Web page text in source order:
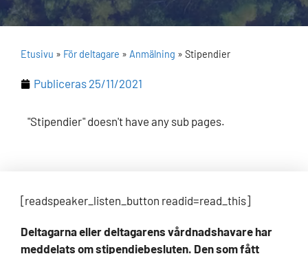
Etusivu » För deltagare » Anmälning » Stipendier
Publiceras 25/11/2021
"Stipendier" doesn't have any sub pages.
[readspeaker_listen_button readid=read_this]
Deltagarna eller deltagarens vårdnadshavare har
meddelats om stipendiebesluten. Den som fått